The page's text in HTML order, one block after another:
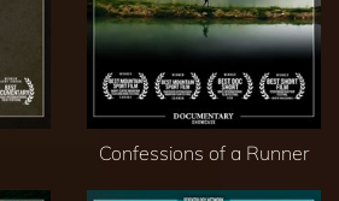
Confessions of a Runner